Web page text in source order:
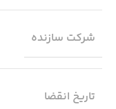
شرکت سازنده
تاریخ انقضا